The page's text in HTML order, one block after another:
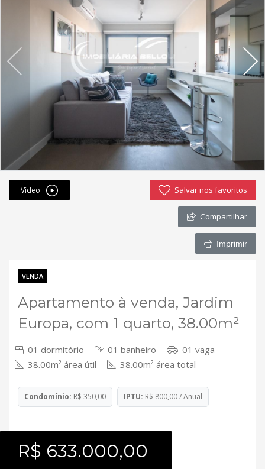
Fichas cadastrais
Financiamento
Hotsites
Política de privacidade
Simulador de financiamento
whatsapp
ANUCIE SEU IMOVEL CONOSCO
Contato
Vídeo Salvar nos favoritos
Compartilhar
Imprimir
VENDA
Apartamento à venda, Jardim
Europa, com 1 quarto, 38.00m²
01 dormitório 01 banheiro
01 vaga
38.00m² área útil
38.00m² área total
Condomínio: R$ 350,00 IPTU: R$ 800,00 / Anual
R$ 633.000,00